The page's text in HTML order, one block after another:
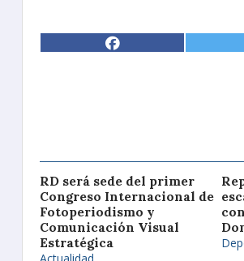
RD será sede del primer
Congreso Internacional de
Fotoperiodismo y
Comunicación Visual
Estratégica